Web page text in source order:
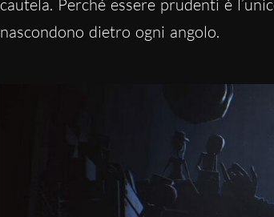
cautela. Perché essere prudenti è
nascondono dietro ogni angolo.